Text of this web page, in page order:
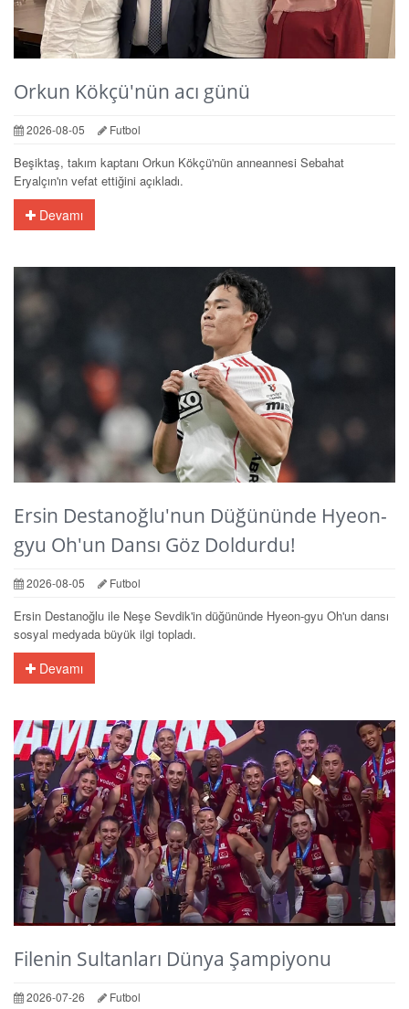
Orkun Kökçü'nün acı günü
2026-08-05 Futbol
Beşiktaş, takım kaptanı Orkun Kökçü'nün anneannesi Sebahat
Eryalçın'ın vefat ettiğini açıkladı.
Devamı
Ersin Destanoğlu'nun Düğününde Hyeon-
gyu Oh'un Dansı Göz Doldurdu!
2026-08-05 Futbol
Ersin Destanoğlu ile Neşe Sevdik'in düğününde Hyeon-gyu Oh'un dansı
sosyal medyada büyük ilgi topladı.
Devamı
Filenin Sultanları Dünya Şampiyonu
2026-07-26 Futbol